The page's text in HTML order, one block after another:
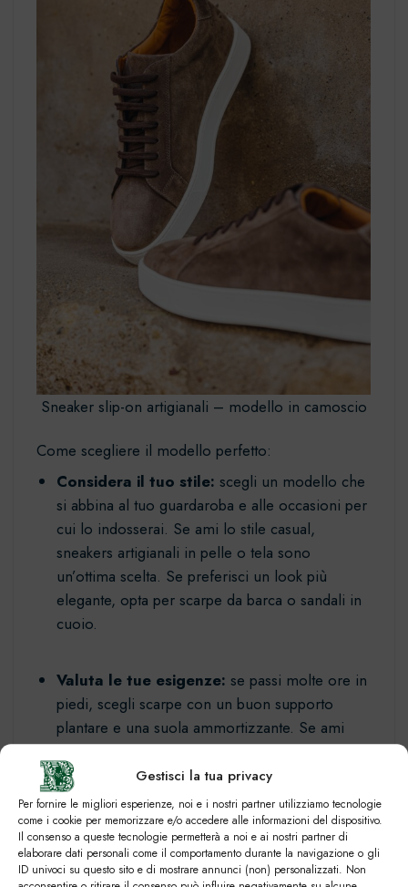
Gestisci la tua privacy
Per fornire le migliori esperienze, noi e i nostri partner utilizziamo tecnologie
come i cookie per memorizzare e/o accedere alle informazioni del dispositivo.
Il consenso a queste tecnologie permetterà a noi e ai nostri partner di
elaborare dati personali come il comportamento durante la navigazione o gli
ID univoci su questo sito e di mostrare annunci (non) personalizzati. Non
Sneaker slip-on artigianali – modello in camoscio
Come scegliere il modello perfetto:
Considera il tuo stile: scegli un modello che
si abbina al tuo guardaroba e alle occasioni per
cui lo indosserai. Se ami lo stile casual,
sneakers artigianali in pelle o tela sono
un’ottima scelta. Se preferisci un look più
elegante, opta per scarpe da barca o sandali in
cuoio.
Valuta le tue esigenze: se passi molte ore in
piedi, scegli scarpe con un buon supporto
plantare e una suola ammortizzante. Se ami
camminare nella natura, opta per modelli con
suole in gomma antiscivolo.
Prova le scarpe con attenzione:assicurati
che la calzata sia perfetta e che la scarpa si
adatti bene al tuo piede. Non aver paura di